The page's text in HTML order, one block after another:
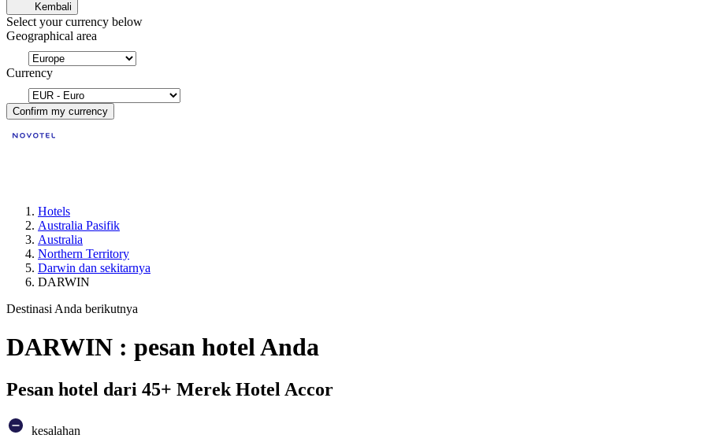
Kembali
Select your currency below
Geographical area
Currency
Confirm my currency
Hotels
Australia Pasifik
Australia
Northern Territory
Darwin dan sekitarnya
DARWIN
Destinasi Anda berikutnya
DARWIN : pesan hotel Anda
Pesan hotel dari 45+ Merek Hotel Accor
kesalahan